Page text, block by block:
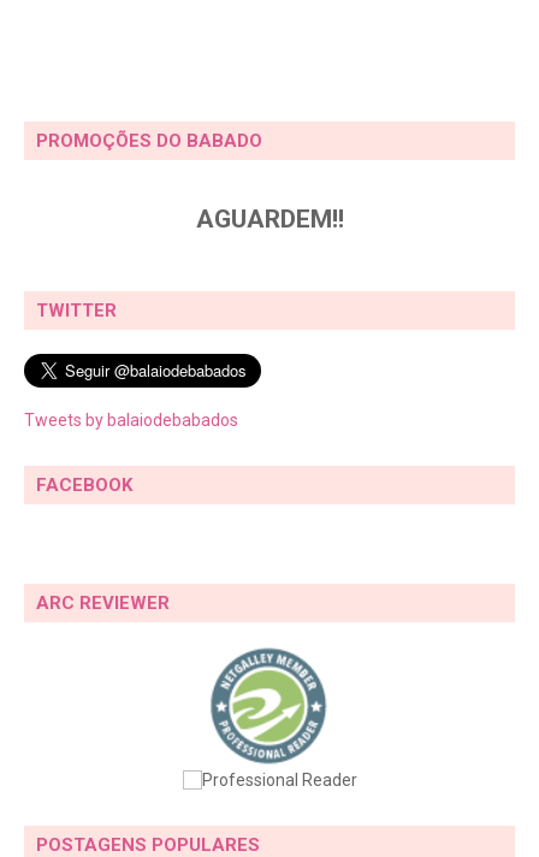
PROMOÇÕES DO BABADO
AGUARDEM!!
TWITTER
Tweets by balaiodebabados
FACEBOOK
ARC REVIEWER
POSTAGENS POPULARES